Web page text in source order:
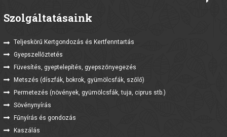
Szolgáltatásaink
Teljeskörű Kertgondozás és Kertfenntartás
Gyepszellőztetés
Füvesítés, gyeptelepítés, gyepszőnyegezés
Metszés (díszfák, bokrok, gyümölcsfák, szőlő)
Permetezés (növények, gyümölcsfák, tuja, ciprus stb.)
Sövénynyírás
Fűnyírás és gondozás
Kaszálás